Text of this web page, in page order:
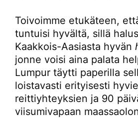
Toivoimme etukäteen,
tuntuisi hyvältä, sillä
Kaakkois-Aasiasta hyvän
jonne voisi aina palata
Lumpur täytti paperilla
loistavasti erityisesti
reittiyhteyksien ja 90
viisumivapaan